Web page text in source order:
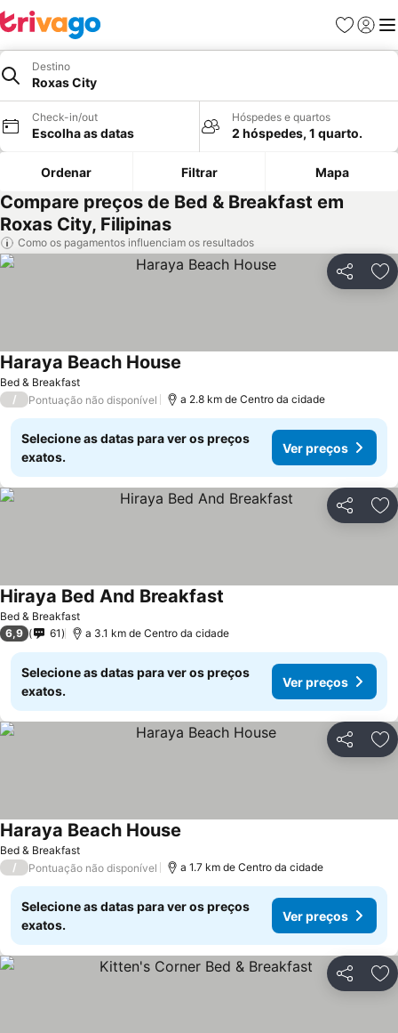
Favoritos
Iniciar
Destino
Roxas City
Check-in/out
Escolha as datas
Hóspedes e quartos
2 hóspedes, 1 quarto.
Ordenar Filtrar Mapa
Compare preços de Bed & Breakfast em
Roxas City, Filipinas
Como os pagamentos influenciam os resultados
Partilhar
Bed & Breakfast
Haraya Beach House
/ Pontuação não disponível a 2.8 km de Centro da cidade
Selecione as datas para ver os preços
exatos.
Ver preços
Partilhar
Bed & Breakfast
Hiraya Bed And Breakfast
6,9 61 a 3.1 km de Centro da cidade
Selecione as datas para ver os preços
exatos.
Ver preços
Partilhar
Bed & Breakfast
Haraya Beach House
/ Pontuação não disponível a 1.7 km de Centro da cidade
Selecione as datas para ver os preços
exatos.
Ver preços
Partilhar